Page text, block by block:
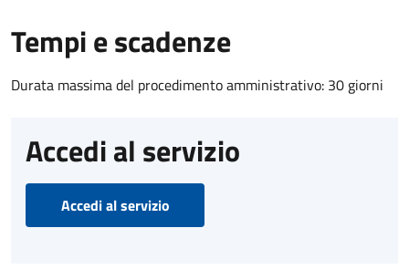
Tempi e scadenze
Durata massima del procedimento amministrativo: 30 giorni
Accedi al servizio
Accedi al servizio